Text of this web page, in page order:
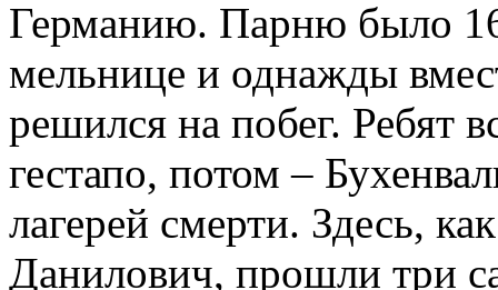
Германию. Парню было
мельнице и однажды
решился на побег. Ребят
гестапо, потом –
лагерей смерти. Здесь,
Данилович, прошли три